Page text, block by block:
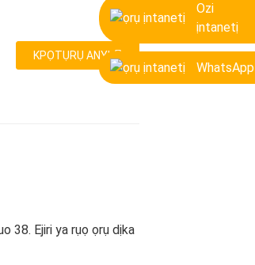
Ozi
ịntanetị
WhatsApp
KPỌTỤRỤ ANYỊ
38. Ejiri ya rụọ ọrụ dịka